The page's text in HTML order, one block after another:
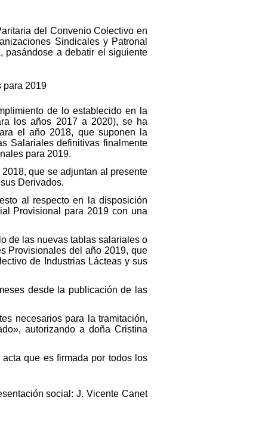
del Convenio Colectivo en
Sindicales y Patronal
pasándose a debatir el siguiente
para 2019
de lo establecido en la
los años 2017 a 2020), se ha
el año 2018, que suponen la
Salariales definitivas finalmente
para 2019.
que se adjuntan al presente
Derivados.
al respecto en la disposición
Provisional para 2019 con una
de las nuevas tablas salariales o
Provisionales del año 2019, que
de Industrias Lácteas y sus
desde la publicación de las
necesarios para la tramitación,
autorizando a doña Cristina
que es firmada por todos los
social: J. Vicente Canet